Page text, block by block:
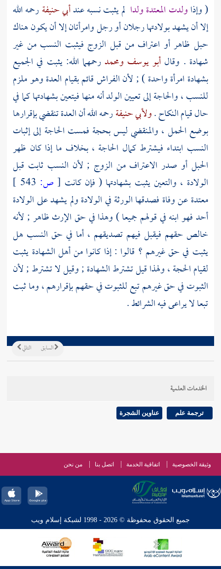
( وإذاولدت المعتدة ولدا لم يثبت نسبه عندأبي حنيفةرحمه الله
إلا أن يشهد بولادتها رجلان أو رجل وامرأتان إلا أن يكون هناك
حبل ظاهر أو اعتراف من قبل الزوج فيثبت النسب من غير
شهادة . وقال أبو يوسف ومحمدرحمهما الله: يثبت في الجميع
بشهادة امرأة واحدة ) ; لأن الفراش قائم بقيام العدة وهو ملزم
للنسب ، والحاجة إلى تعيين الولد أنه منها فيتعين بشهادتها كما في
حال قيام النكاح .ولأبي حنيفةرحمه الله أن العدة تنقضي بإقرارها
بوضع الحمل ، والمنقضي ليس بحجة فمست الحاجة إلى إثبات
النسب ابتداء فيشترط كمال الحاجة ، بخلاف ما إذا كان ظهر
الحبل أو صدر الاعتراف من الزوج ; لأن النسب ثابت قبل
الولادة ، والتعين يثبت بشهادتها ( فإن كانت [ ص:
معتدة عن وفاة فصدقها الورثة في الولادة ولم يشهد على الولادة
أحد فهو ابنه في قولهم جميعا ) وهذا في حق الإرث ظاهر ; لأنه
خالص حقهم فيقبل فيهم تصديقهم ، أما في حق النسب هل
يثبت في حق غيرهم ؟ قالوا : إذا كانوا من أهل الشهادة يثبت
لقيام الحجة ، ولهذا قيل تشترط الشهادة ; وقيل لا تشترط ; لأن
الثبوت في حق غيرهم تبع للثبوت في حقهم بإقرارهم ، وما ثبت
تبعا لا يراعى فيه الشرائط .
التالي السابق
الخدمات العلمية
ترجمة علم عناوين الشجرة
وثيقة الخصوصية اتفاقية الخدمة اتصل بنا من نحن
جميع الحقوق محفوظة © 2026 - 1998 لشبكة إسلام ويب